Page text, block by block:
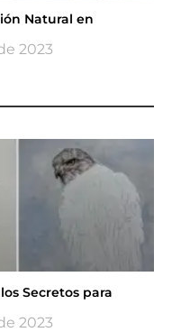
Natural en
2023
Secretos para
2023